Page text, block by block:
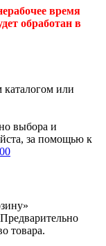
время
обработан в
каталогом или
выбора и
за помощью к
товара.